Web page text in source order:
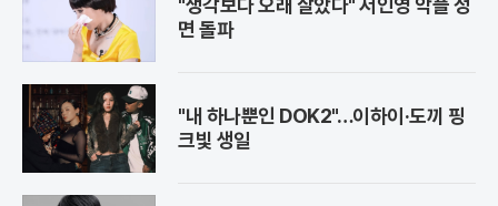
"생각보다 오래 살았다" 서인영 악플 정
면 돌파
"내 하나뿐인 DOK2"…이하이·도끼 핑
크빛 생일